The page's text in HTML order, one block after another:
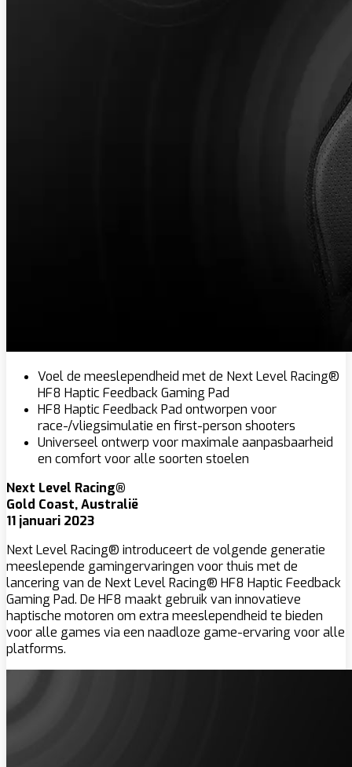
Voel de meeslependheid met de Next Level Racing®
HF8 Haptic Feedback Gaming Pad
HF8 Haptic Feedback Pad ontworpen voor
race-/vliegsimulatie en first-person shooters
Universeel ontwerp voor maximale aanpasbaarheid
en comfort voor alle soorten stoelen
Next Level Racing®
Gold Coast, Australië
11 januari 2023
Next Level Racing® introduceert de volgende generatie
meeslepende gamingervaringen voor thuis met de
lancering van de Next Level Racing® HF8 Haptic Feedback
Gaming Pad. De HF8 maakt gebruik van innovatieve
haptische motoren om extra meeslependheid te bieden
voor alle games via een naadloze game-ervaring voor alle
platforms.